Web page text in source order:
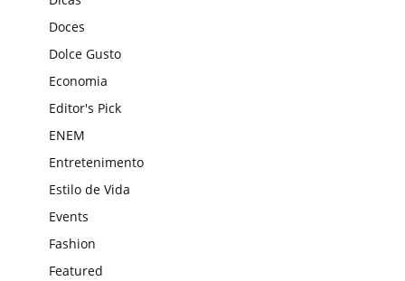
Doces
Dolce Gusto
Economia
Editor's Pick
ENEM
Entretenimento
Estilo de Vida
Events
Fashion
Featured